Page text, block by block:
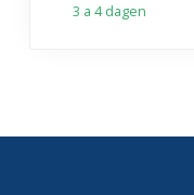
3 a 4 dagen